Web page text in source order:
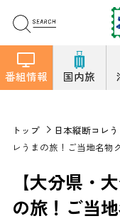
番組情報 国内旅
トップ 日本縦断コレ
レうまの旅！ご当地名物
【大分県・
の旅！ご当